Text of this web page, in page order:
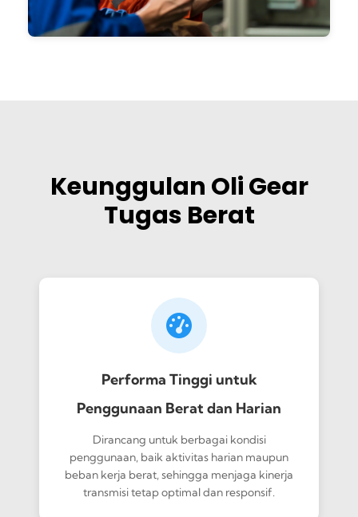
Keunggulan Oli Gear
Tugas Berat
Performa Tinggi untuk
Penggunaan Berat dan Harian
Dirancang untuk berbagai kondisi
penggunaan, baik aktivitas harian maupun
beban kerja berat, sehingga menjaga kinerja
transmisi tetap optimal dan responsif.